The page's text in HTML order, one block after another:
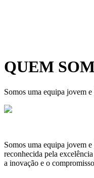
QUEM
Somos uma equipa jovem
Somos uma equipa jovem
reconhecida pela
a inovação e o